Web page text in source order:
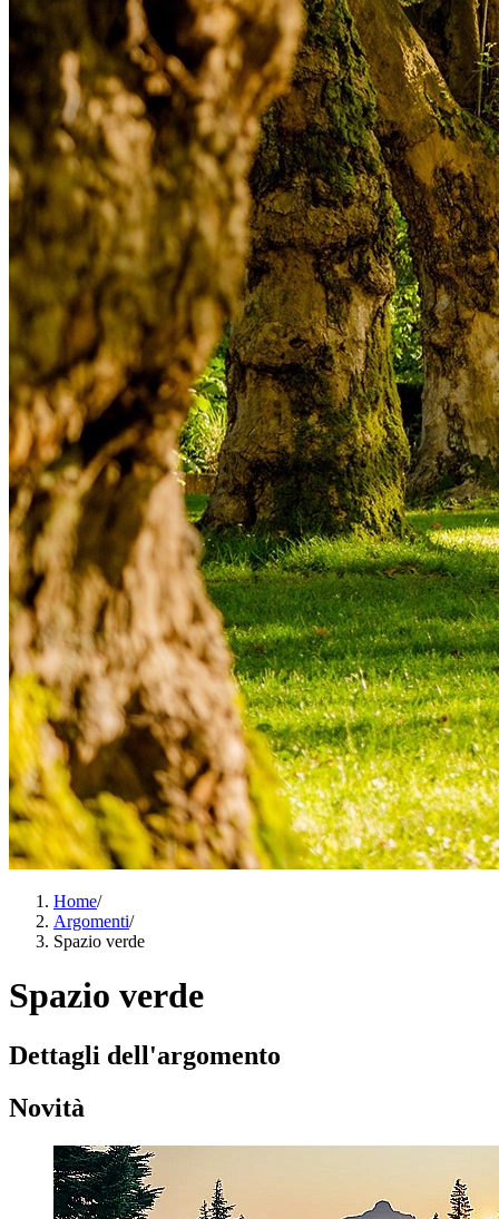
Home/
Argomenti/
Spazio verde
Spazio verde
Dettagli dell'argomento
Novità